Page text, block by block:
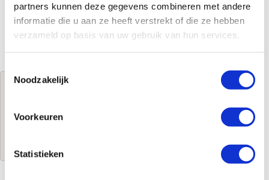
partners kunnen deze gegevens combineren met andere
informatie die u aan ze heeft verstrekt of die ze hebben
verzameld op basis van uw gebruik van hun services.
Noodzakelijk
Voorkeuren
Statistieken
Jouw brutoprijs